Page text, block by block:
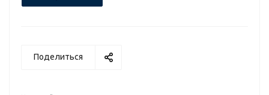
Поделиться